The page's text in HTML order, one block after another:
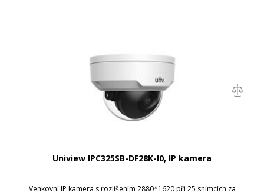
Uniview IPC325SB-DF28K-I0, IP kamera
Venkovní IP kamera s rozlišením 2880*1620 při 25 snímcích za